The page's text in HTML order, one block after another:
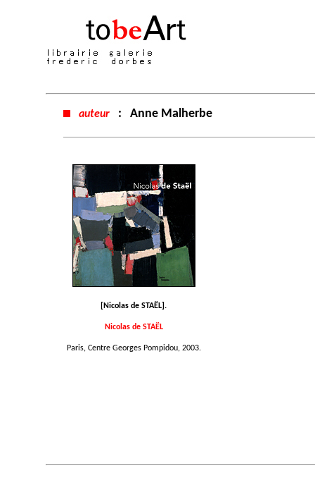
auteur : Anne Malherbe
[Nicolas de STAËL].
Nicolas de STAËL
Paris, Centre Georges Pompidou, 2003.